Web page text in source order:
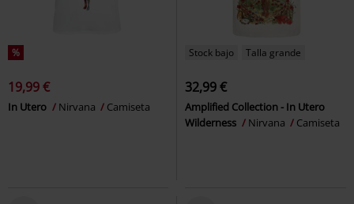
%
19,99 €
In Utero Nirvana Camiseta
Stock bajo Talla grande
32,99 €
Amplified Collection - In Utero
Wilderness
Nirvana Camiseta